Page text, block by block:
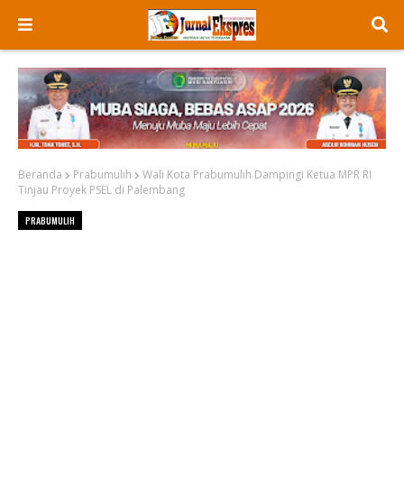
Beranda Prabumulih
Wali Kota Prabumulih Dampingi Ketua MPR RI
Tinjau Proyek PSEL di Palembang
PRABUMULIH